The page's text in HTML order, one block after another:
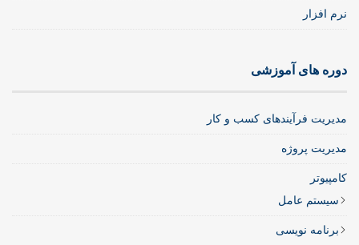
نرم افزار
دوره های آموزشی
مدیریت فرآیندهای کسب و کار
مدیریت پروژه
کامپیوتر
سیستم عامل
برنامه نویسی